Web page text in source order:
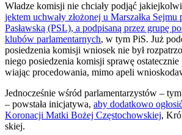
Wła­dze komi­sji nie chcia­ły pod­jąć
jek­tem uchwa­ły zło­żo­nej u Mar­szał­ka Sej­mu
Pasław­ską (PSL), a pod­pi­sa­ną przez gru­pę
klu­bów par­la­men­tar­nych, w tym PiS. Już
posie­dze­nia komi­sji wnio­sek nie był
nie­go posie­dze­nia komi­sji spra­wę
wia­jąc pro­ce­do­wa­nia, mimo ape­li
Jed­no­cze­śnie wśród par­la­men­ta­rzy­stów –
– powsta­ła ini­cja­ty­wa, aby dodat­ko­wo
Koro­na­cji Mat­ki Bożej Czę­sto­chow­skiej,
skiej.